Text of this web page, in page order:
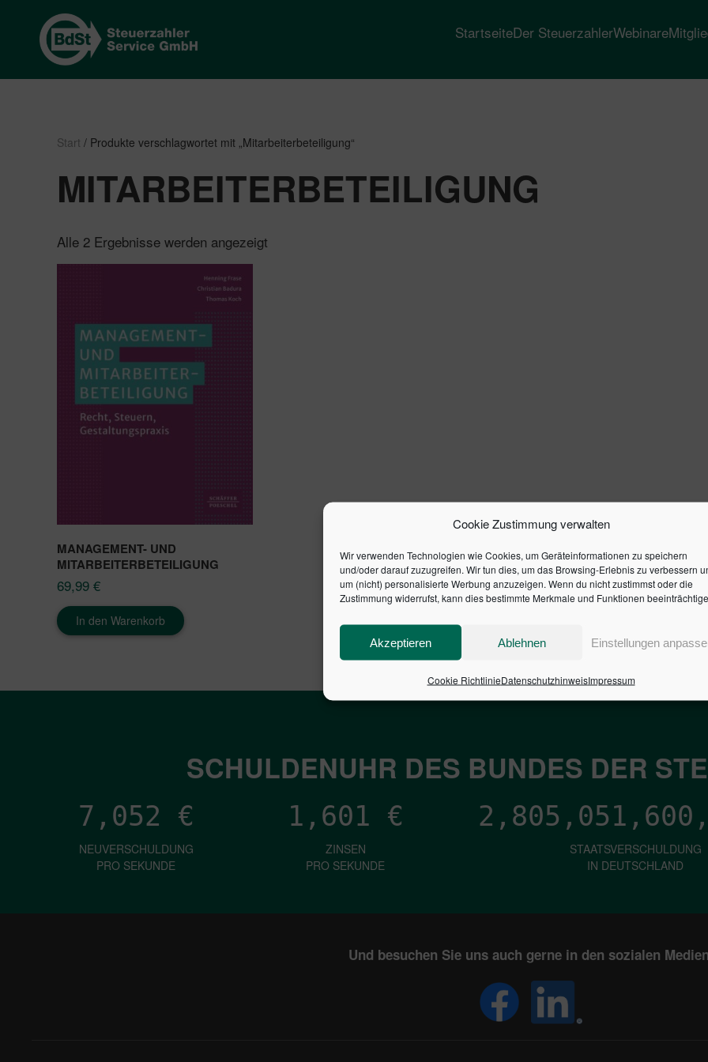
Cookie Zustimmung verwalten
Wir verwenden Technologien wie Cookies, um Geräteinformationen zu speichern
und/oder darauf zuzugreifen. Wir tun dies, um das Browsing-Erlebnis zu verbessern
um (nicht) personalisierte Werbung anzuzeigen. Wenn du nicht zustimmst oder die
Zustimmung widerrufst, kann dies bestimmte Merkmale und Funktionen
Akzeptieren Ablehnen Einstellungen
Cookie RichtlinieDatenschutzhinweisImpressum
StartseiteDer SteuerzahlerWebinare
Start / Produkte verschlagwortet mit „Mitarbeiterbeteiligung“
MITARBEITERBETEILIGUNG
Alle 2 Ergebnisse werden angezeigt
MANAGEMENT- UND
MITARBEITERBETEILIGUNG
69,99 €
In den Warenkorb
SCHULDENUHR DES BUNDES DER
7,052 €
NEUVERSCHULDUNG
PRO SEKUNDE
1,601 €
ZINSEN
PRO SEKUNDE
STAATSVERSCHULDUNG
IN DEUTSCHLAND
Und besuchen Sie uns auch gerne in den sozialen